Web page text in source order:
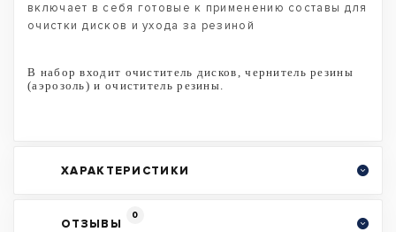
включает в себя готовые к применению составы для
очистки дисков и ухода за резиной
В набор входит очиститель дисков, чернитель резины
(аэрозоль) и очиститель резины.
ХАРАКТЕРИСТИКИ
ОТЗЫВЫ
0